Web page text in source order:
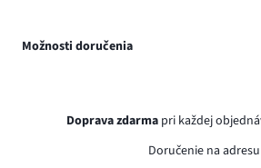
Možnosti doručenia
Doprava zdarma pri každej
Doručenie na adresu